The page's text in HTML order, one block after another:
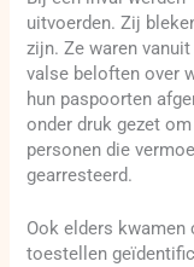
uitvoerden. Zij
zijn. Ze waren
valse beloften over
hun paspoorten
onder druk gezet
personen die
gearresteerd.
Ook elders kwamen
toestellen